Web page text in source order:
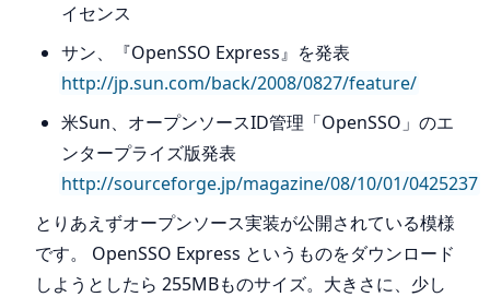
イセンス
サン、『OpenSSO Express』を発表
http://jp.sun.com/back/2008/0827/feature/
米Sun、オープンソースID管理「OpenSSO」のエ
ンタープライズ版発表
http://sourceforge.jp/magazine/08/10/01/0425237
とりあえずオープンソース実装が公開されている模様
です。 OpenSSO Express というものをダウンロード
しようとしたら 255MBものサイズ。大きさに、少し